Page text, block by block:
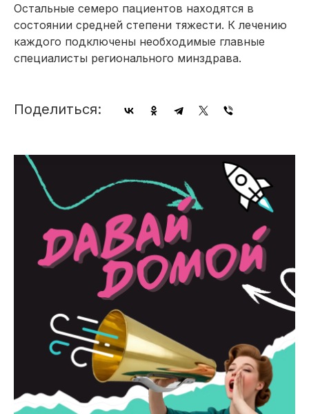
Остальные семеро пациентов находятся в
состоянии средней степени тяжести. К лечению
каждого подключены необходимые главные
специалисты регионального минздрава.
Поделиться: